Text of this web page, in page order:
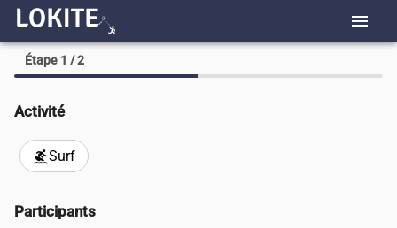
menu
Étape 1 / 2
Activité
surfingSurf
Participants